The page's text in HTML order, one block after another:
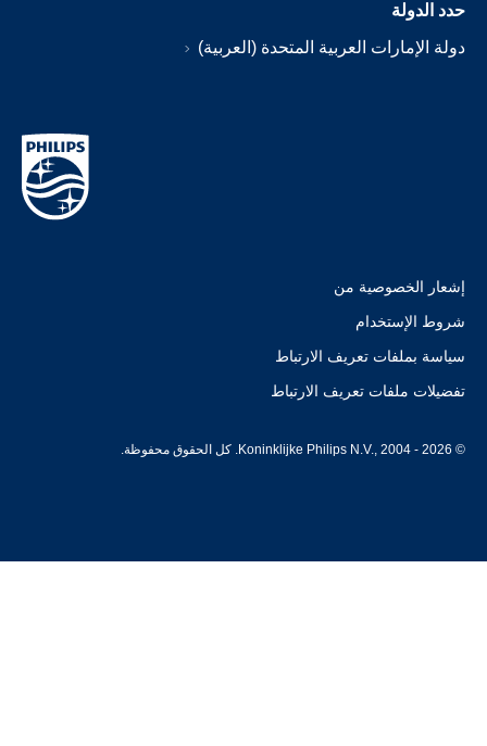
حدد الدولة
دولة الإمارات العربية المتحدة (العربية)
إشعار الخصوصية من
شروط الإستخدام
سياسة بملفات تعريف الارتباط
تفضيلات ملفات تعريف الارتباط
© Koninklijke Philips N.V., 2004 - 2026. كل الحقوق محفوظة.